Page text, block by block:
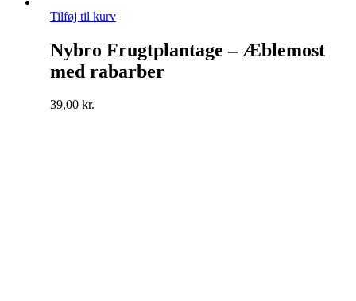
Tilføj til kurv
Nybro Frugtplantage – Æblemost
med rabarber
39,00 kr.